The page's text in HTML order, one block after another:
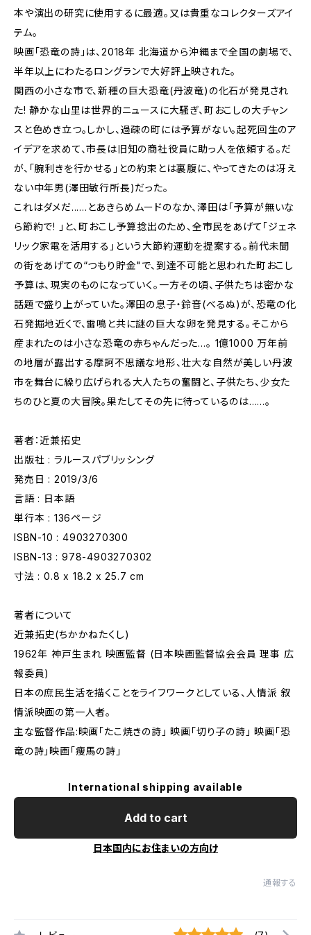
本や演出の研究に使用するに最適。又は貴重なコレクターズアイ
テム。
映画「恐竜の詩」は、2018年 北海道から沖縄まで全国の劇場で、
半年以上にわたるロングランで大好評上映された。
関西の小さな市で、新種の巨大恐竜(丹波竜)の化石が発見され
た! 静かな山里は世界的ニュースに大騒ぎ、町おこしの大チャン
スと色めき立つ。しかし、過疎の町には予算がない。起死回生のア
イデアを求めて、市長は旧知の商社役員に助っ人を依頼する。だ
が、「腕利きを行かせる」との約束とは裏腹に、やってきたのは冴え
ない中年男(澤田敏行所長)だった。
これはダメだ......とあきらめムードのなか、澤田は「予算が無いな
ら節約で! 」と、町おこし予算捻出のため、全市民をあげて「ジェネ
リック家電を活用する」という大節約運動を提案する。前代未聞
の街をあげての“つもり貯金"で、到達不可能と思われた町おこし
予算は、現実のものになっていく。一方その頃、子供たちは密かな
話題で盛り上がっていた。澤田の息子・鈴音(べるぬ)が、恐竜の化
石発掘地近くで、雷鳴と共に謎の巨大な卵を発見する。そこから
産まれたのは小さな恐竜の赤ちゃんだった…。 1億1000 万年前
の地層が露出する摩訶不思議な地形、壮大な自然が美しい丹波
市を舞台に繰り広げられる大人たちの奮闘と、子供たち、少女た
ちのひと夏の大冒険。果たしてその先に待っているのは......。
著者：近兼拓史
出版社 : ラルースパブリッシング
発売日 : 2019/3/6
言語 : 日本語
単行本 : 136ページ
ISBN-10 : 4903270300
ISBN-13 : 978-4903270302
寸法 : 0.8 x 18.2 x 25.7 cm
著者について
近兼拓史(ちかかねたくし)
1962年 神戸生まれ 映画監督 (日本映画監督協会会員 理事 広
報委員)
日本の庶民生活を描くことをライフワークとしている、人情派 叙
情派映画の第一人者。
主な監督作品:映画「たこ焼きの詩」 映画「切り子の詩」 映画「恐
竜の詩」映画「痩馬の詩」
International shipping available
Add to cart
日本国内にお住まいの方向け
通報する